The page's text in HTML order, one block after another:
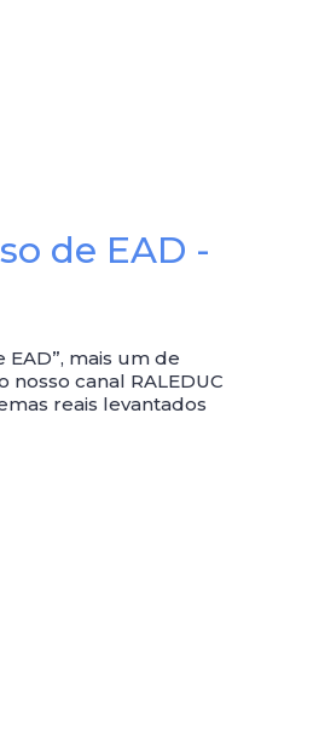
de EAD -
mais um de
canal RALEDUC
reais levantados